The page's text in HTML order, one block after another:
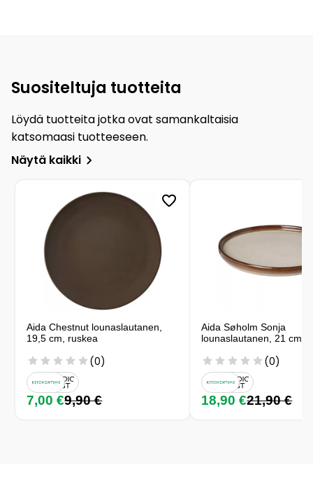
Suositeltuja tuotteita
Löydä tuotteita jotka ovat samankaltaisia
katsomaasi tuotteeseen.
Näytä kaikki
Aida Chestnut lounaslautanen,
19,5 cm, ruskea
(0)
7,00 €9,90 €
Aida Søholm Sonja
lounaslautanen, 21 cm,
(0)
18,90 €21,90 €